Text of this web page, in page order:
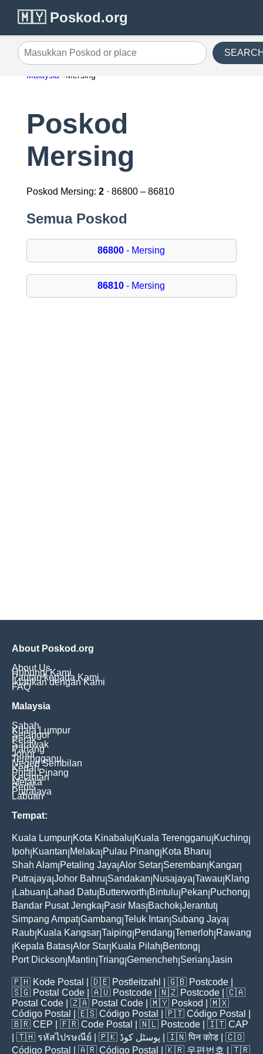
🇲🇾 Poskod.org
Masukkan Poskod or place
Malaysia Mersing
Poskod
Mersing
Poskod Mersing: 2· 86800 – 86810
Semua Poskod
86800 - Mersing
86810 - Mersing
About Poskod.org
About Us
Hubungi Kami
Pautan kepada Kami
Iklankan dengan Kami
FAQ
Malaysia
Sabah
Kuala Lumpur
Selangor
Perak
Sarawak
Pahang
Johor
Terengganu
Negeri Sembilan
Kedah
Pulau Pinang
Kelantan
Melaka
Perlis
Putrajaya
Labuan
Tempat:
Kuala Lumpur Kota Kinabalu Kuala Terengganu Kuching
Ipoh Kuantan Melaka Pulau Pinang Kota Bharu
Shah Alam Petaling Jaya Alor Setar Seremban Kangar
Putrajaya Johor Bahru Sandakan Nusajaya Tawau Klang
Labuan Lahad Datu Butterworth Bintulu Pekan Puchong
Bandar Pusat Jengka Pasir Mas Bachok Jerantut|
Simpang Ampat|Gambang Teluk Intan Subang Jaya
Raub Kuala Kangsar Taiping Pendang Temerloh Rawang
Kepala Batas Alor Star Kuala Pilah Bentong
Port Dickson Mantin Triang Gemencheh Serian Jasin
🇵🇭 Kode Postal | 🇩🇪 Postleitzahl | 🇬🇧 Postcode
🇸🇬 Postal Code | 🇦🇺 Postcode | 🇳🇿 Postcode | 🇨🇦
Postal Code | 🇿🇦 Postal Code | 🇲🇾 Poskod
| 🇲🇽
Código Postal
| 🇪🇸 Código Postal | 🇵🇹 Código Postal
🇧🇷 CEP | 🇫🇷 Code Postal | 🇳🇱 Postcode | 🇮🇹 CAP
| 🇹🇭 รหัสไปรษณีย์ | 🇵🇰 پوسٹل کوڈ | 🇮🇳पिन कोड | 🇨🇴
Código Postal
| 🇦🇷 Código Postal | 🇰🇷 우편번호 | 🇹🇷